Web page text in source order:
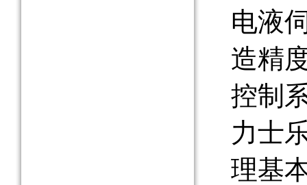
电液
造精
控制
力士
理基